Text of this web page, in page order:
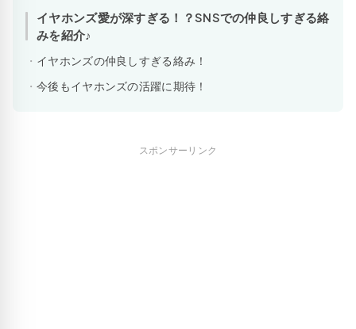
イヤホンズ愛が深すぎる！？SNSでの仲良しすぎる絡
みを紹介♪
イヤホンズの仲良しすぎる絡み！
今後もイヤホンズの活躍に期待！
スポンサーリンク